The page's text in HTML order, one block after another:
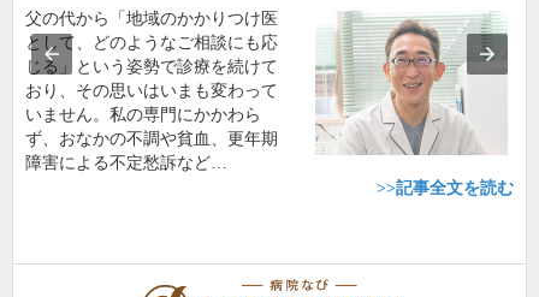
父の代から「地域のかかりつけ医
として、どのようなご相談にも応
じる」という姿勢で診療を続けて
おり、その思いはいまも変わって
いません。私の専門にかかわら
ず、おなかの不調や貧血、更年期
障害による不定愁訴など…
>>記事全文を読む